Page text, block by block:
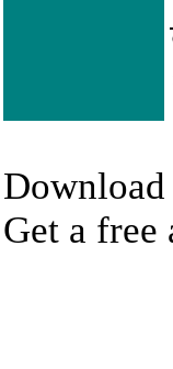
Download
Get a free